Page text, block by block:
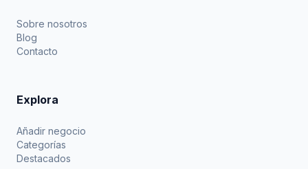
Sobre nosotros
Blog
Contacto
Explora
Añadir negocio
Categorías
Destacados